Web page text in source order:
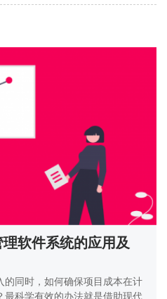
软件系统的应用及
的同时，如何确保项目成本在计
最科学有效的办法就是借助现代